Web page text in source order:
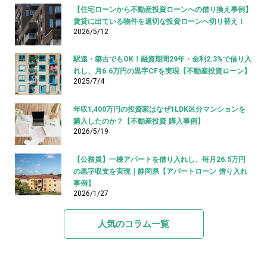
【住宅ローンから不動産投資ローンへの借り換え事例】
賃貸に出ている物件を適切な投資ローンへ切り替え！
2026/5/12
駅遠・築古でもOK！融資期間29年・金利2.3%で借り入
れし、月6.6万円の黒字CFを実現【不動産投資ローン】
2025/7/4
年収1,400万円の投資家はなぜ1LDK区分マンションを
購入したのか？【不動産投資 購入事例】
2026/5/19
【公務員】一棟アパートを借り入れし、毎月26.5万円
の黒字収支を実現｜静岡県【アパートローン 借り入れ
事例】
2026/1/27
人気のコラム一覧